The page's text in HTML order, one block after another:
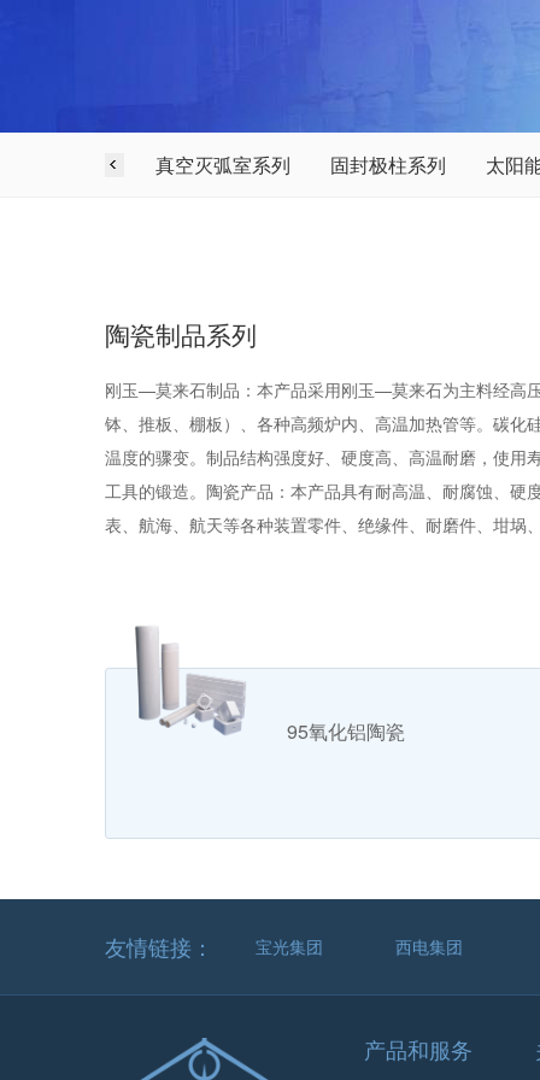
真空灭弧室系列 固封极柱系列 太阳
陶瓷制品系列
刚玉—莫来石制品：本产品采用刚玉—莫来石为主料经高
钵、推板、棚板）、各种高频炉内、高温加热管等。碳
温度的骤变。制品结构强度好、硬度高、高温耐磨，使
工具的锻造。陶瓷产品：本产品具有耐高温、耐腐蚀、
表、航海、航天等各种装置零件、绝缘件、耐磨件、坩埚
95氧化铝陶瓷
友情链接： 宝光集团 西电集团
产品和服务